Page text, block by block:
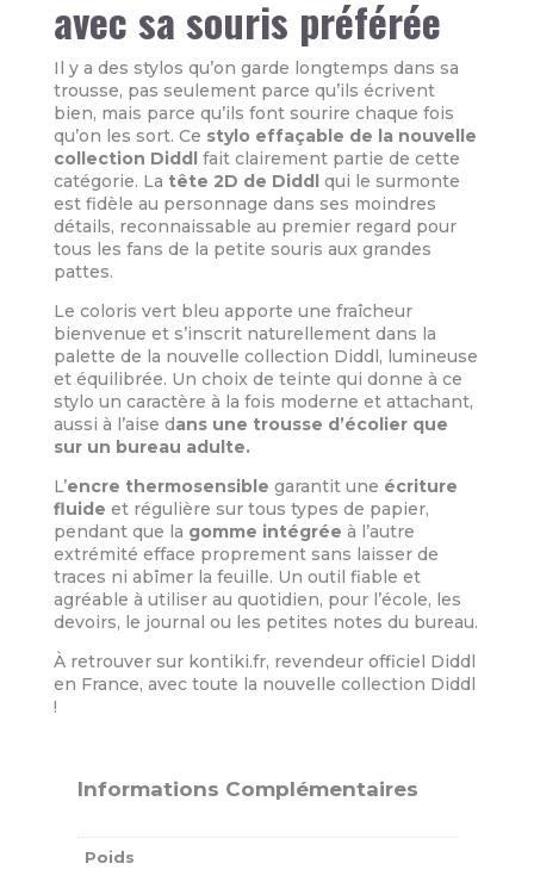
avec sa souris préférée
Il y a des stylos qu’on garde longtemps dans sa
trousse, pas seulement parce qu’ils écrivent
bien, mais parce qu’ils font sourire chaque fois
qu’on les sort. Ce stylo effaçable de la nouvelle
collection Diddl fait clairement partie de cette
catégorie. La tête 2D de Diddlqui le surmonte
est fidèle au personnage dans ses moindres
détails, reconnaissable au premier regard pour
tous les fans de la petite souris aux grandes
pattes.
Le coloris vert bleu apporte une fraîcheur
bienvenue et s’inscrit naturellement dans la
palette de la nouvelle collection Diddl, lumineuse
et équilibrée. Un choix de teinte qui donne à ce
stylo un caractère à la fois moderne et attachant,
aussi à l’aise dans une trousse d’écolier que
sur un bureau adulte.
L’encre thermosensible garantit une écriture
fluide et régulière sur tous types de papier,
pendant que la gomme intégrée à l’autre
extrémité efface proprement sans laisser de
traces ni abîmer la feuille. Un outil fiable et
agréable à utiliser au quotidien, pour l’école, les
devoirs, le journal ou les petites notes du bureau.
À retrouver sur kontiki.fr, revendeur officiel Diddl
en France, avec toute la nouvelle collection Diddl
!
Informations Complémentaires
Poids